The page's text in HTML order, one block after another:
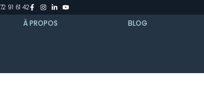
91 61 42
À PROPOS BLOG